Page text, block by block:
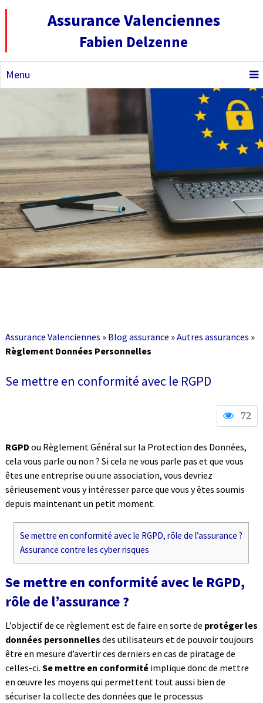
Assurance Valenciennes
Fabien Delzenne
Menu
Assurance Valenciennes » Blog assurance »Autres assurances »
Règlement Données Personnelles
Se mettre en conformité avec le RGPD
72
RGPD ou Règlement Général sur la Protection des Données,
cela vous parle ou non ? Si cela ne vous parle pas et que vous
êtes une entreprise ou une association, vous devriez
sérieusement vous y intéresser parce que vous y êtes soumis
depuis maintenant un petit moment.
Se mettre en conformité avec le RGPD, rôle de l’assurance ?
Assurance contre les cyber risques
Se mettre en conformité avec le RGPD,
rôle de l’assurance ?
L’objectif de ce règlement est de faire en sorte de protéger les
données personnelles des utilisateurs et de pouvoir toujours
être en mesure d’avertir ces derniers en cas de piratage de
celles-ci. Se mettre en conformitéimplique donc de mettre
en œuvre les moyens qui permettent tout aussi bien de
sécuriser la collecte des données que le processus